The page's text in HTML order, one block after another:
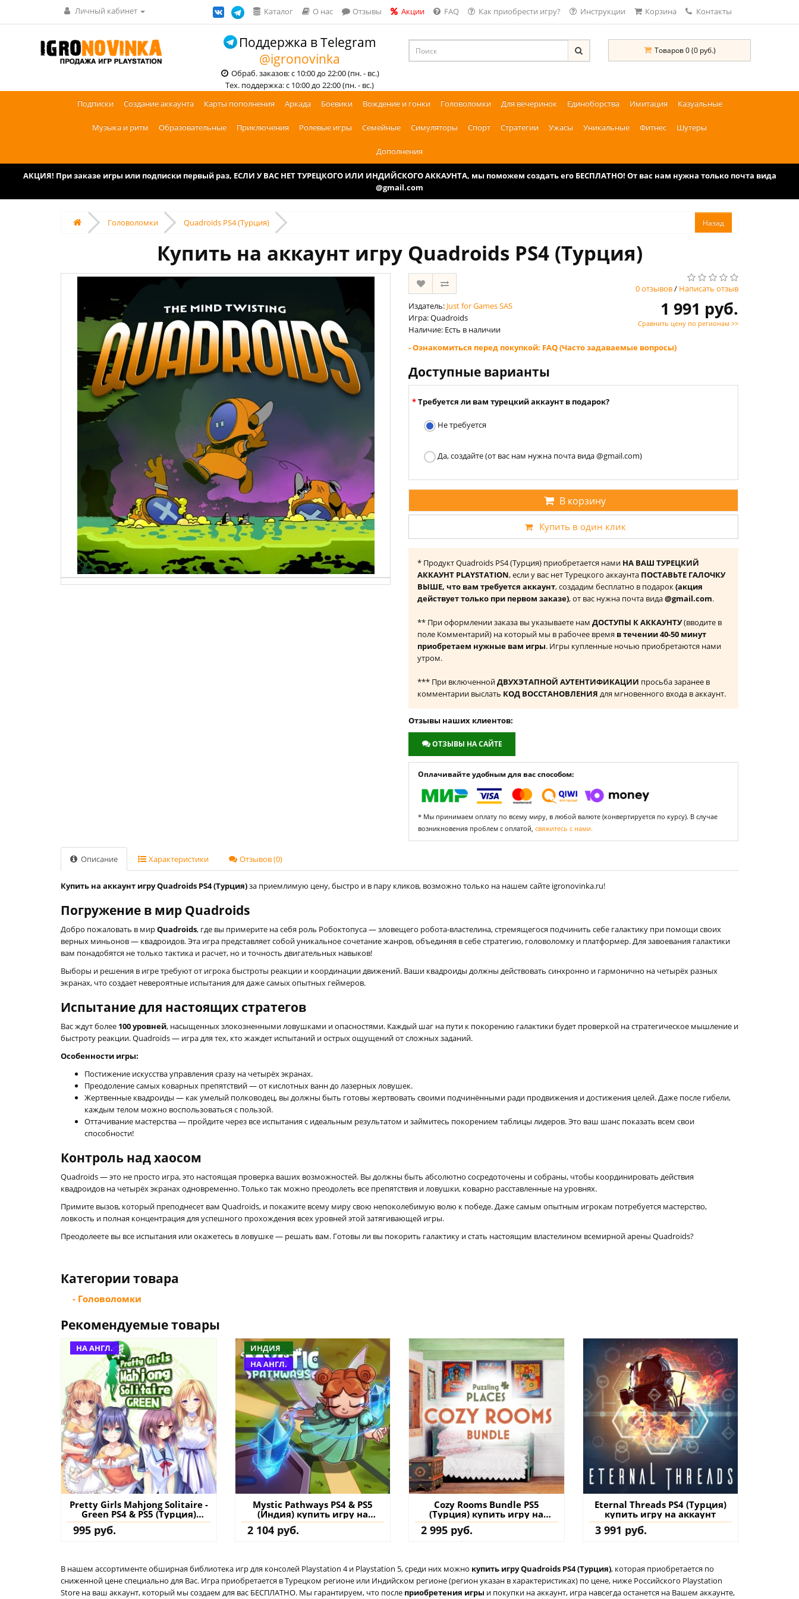
Личный кабинет Каталог О нас Отзывы Акции FAQ Как приобрести игру? Инструкции Корзина Контакты
Поддержка в Telegram
@igronovinka
Обраб. заказов: с 10:00 до 22:00 (пн. - вс.)
Тех. поддержка: с 10:00 до 22:00 (пн. - вс.)
Товаров 0 (0 руб.)
Подписки Создание аккаунта Карты пополнения Аркада Боевики Вождение и гонки Головоломки Для вечеринок Единоборства Имитация Казуальные
Музыка и ритм Образовательные Приключения Ролевые игры Семейные Симуляторы Спорт Стратегии Ужасы Уникальные Фитнес Шутеры
Дополнения
АКЦИЯ! При заказе игры или подписки первый раз, ЕСЛИ У ВАС НЕТ ТУРЕЦКОГО ИЛИ ИНДИЙСКОГО АККАУНТА, мы поможем создать его БЕСПЛАТНО! От вас нам нужна только почта вида
@gmail.com
Головоломки Quadroids PS4 (Турция)
Купить на аккаунт игру Quadroids PS4 (Турция)
0 отзывов/ Написать отзыв
Издатель: Just for Games SAS
Игра: Quadroids
Наличие: Есть в наличии
1 991 руб.
Сравнить цену по регионам >>
- Ознакомиться перед покупкой: FAQ (Часто задаваемые вопросы)
Доступные варианты
Требуется ли вам турецкий аккаунт в подарок?
Не требуется
Да, создайте (от вас нам нужна почта вида @gmail.com)
В корзину
Купить в один клик
* Продукт Quadroids PS4 (Турция) приобретается нами НА ВАШ ТУРЕЦКИЙ
АККАУНТ PLAYSTATION, если у вас нет Турецкого аккаунта ПОСТАВЬТЕ ГАЛОЧКУ
ВЫШЕ, что вам требуется аккаунт, создадим бесплатно в подарок(акция
действует только при первом заказе), от вас нужна почта вида@gmail.com.
** При оформлении заказа вы указываете нам ДОСТУПЫ К АККАУНТУ(вводите в
поле Комментарий) на который мы в рабочее время в течении 40-50 минут
приобретаем нужные вам игры. Игры купленные ночью приобретаются нами
утром.
*** При включеннойДВУХЭТАПНОЙ АУТЕНТИФИКАЦИИ просьба заранее в
комментарии выслать КОД ВОССТАНОВЛЕНИЯ для мгновенного входа в аккаунт.
Отзывы наших клиентов:
ОТЗЫВЫ НА САЙТЕ
Оплачивайте удобным для вас способом:
* Мы принимаем оплату по всему миру, в любой валюте (конвертируется по курсу). В случае
возникновения проблем с оплатой, свяжитесь с нами.
Описание Характеристики Отзывов (0)
Купить на аккаунт игру Quadroids PS4 (Турция)за приемлимую цену, быстро и в пару кликов, возможно только на нашем сайте igronovinka.ru!
Погружение в мир Quadroids
Добро пожаловать в мирQuadroids, где вы примерите на себя роль Робоктопуса — зловещего робота-властелина, стремящегося подчинить себе галактику при помощи своих
верных миньонов — квадроидов. Эта игра представляет собой уникальное сочетание жанров, объединяя в себе стратегию, головоломку и платформер. Для завоевания галактики
вам понадобятся не только тактика и расчет, но и точность двигательных навыков!
Выборы и решения в игре требуют от игрока быстроты реакции и координации движений. Ваши квадроиды должны действовать синхронно и гармонично на четырёх разных
экранах, что создает невероятные испытания для даже самых опытных геймеров.
Испытание для настоящих стратегов
Вас ждут более 100 уровней, насыщенных злокозненными ловушками и опасностями. Каждый шаг на пути к покорению галактики будет проверкой на стратегическое мышление и
быстроту реакции. Quadroids — игра для тех, кто жаждет испытаний и острых ощущений от сложных заданий.
Особенности игры:
Постижение искусства управления сразу на четырёх экранах.
Преодоление самых коварных препятствий — от кислотных ванн до лазерных ловушек.
Жертвенные квадроиды — как умелый полководец, вы должны быть готовы жертвовать своими подчинёнными ради продвижения и достижения целей. Даже после гибели,
каждым телом можно воспользоваться с пользой.
Оттачивание мастерства — пройдите через все испытания с идеальным результатом и займитесь покорением таблицы лидеров. Это ваш шанс показать всем свои
способности!
Контроль над хаосом
Quadroids — это не просто игра, это настоящая проверка ваших возможностей. Вы должны быть абсолютно сосредоточены и собраны, чтобы координировать действия
квадроидов на четырёх экранах одновременно. Только так можно преодолеть все препятствия и ловушки, коварно расставленные на уровнях.
Примите вызов, который преподнесет вам Quadroids, и покажите всему миру свою непоколебимую волю к победе. Даже самым опытным игрокам потребуется мастерство,
ловкость и полная концентрация для успешного прохождения всех уровней этой затягивающей игры.
Преодолеете вы все испытания или окажетесь в ловушке — решать вам. Готовы ли вы покорить галактику и стать настоящим властелином всемирной арены Quadroids?
Категории товара
- Головоломки
Рекомендуемые товары
НА АНГЛ.
Pretty Girls Mahjong Solitaire -
Green PS4 & PS5 (Турция)
купить игру на аккаунт
995 руб.
ИНДИЯ
НА АНГЛ.
Mystic Pathways PS4 & PS5
(Индия) купить игру на
аккаунт
2 104 руб.
Cozy Rooms Bundle PS5
(Турция) купить игру на
аккаунт
2 995 руб.
Eternal Threads PS4 (Турция)
купить игру на аккаунт
3 991 руб.
В нашем ассортименте обширная библиотека игр для консолей Playstation 4 и Playstation 5, среди них можно купить игру Quadroids PS4 (Турция), которая приобретается по
сниженной цене специально для Вас. Игра приобретается в Турецком регионе или Индийском регионе (регион указан в характеристиках) по цене, ниже Российского Playstation
Store на ваш аккаунт, который мы создаем для вас БЕСПЛАТНО. Мы гарантируем, что после приобретения игры и покупки на аккаунт, игра навсегда останется на Вашем аккаунте,